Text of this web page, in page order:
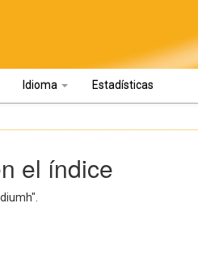
Idioma Estadísticas
el índice